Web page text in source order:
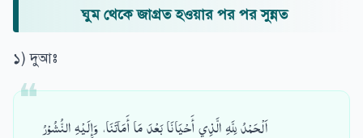
ঘুম থেকে জাগ্রত হওয়ার পর পর সুন্নত
১) দুআঃ
اَلْحَمْدُ لِلَّهِ الَّذِي أَحْيَانَا بَعْدَ مَا أَمَاتَنَا، وَإِلَيْهِ النُّشُوْرُ